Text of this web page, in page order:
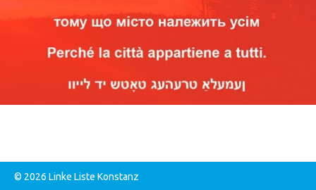
© 2026 Linke Liste Konstanz